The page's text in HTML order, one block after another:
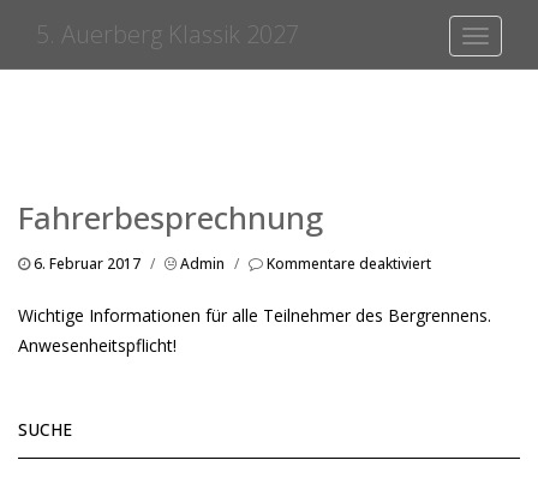
Toggle
5. Auerberg Klassik 2027
Fahrerbesprechnung
6. Februar 2017 / Admin / Kommentare deaktiviertfür
Wichtige Informationen für alle Teilnehmer des Bergrennens.
Anwesenheitspflicht!
SUCHE